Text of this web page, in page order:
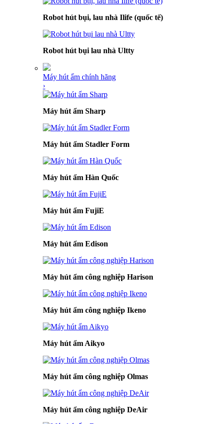
Robot hút bụi, lau nhà Ilife (quốc tế)
Robot hút bụi lau nhà Ultty
Máy hút ẩm chính hãng
›
Máy hút ẩm Sharp
Máy hút ẩm Stadler Form
Máy hút ẩm Hàn Quốc
Máy hút ẩm FujiE
Máy hút ẩm Edison
Máy hút ẩm công nghiệp Harison
Máy hút ẩm công nghiệp Ikeno
Máy hút ẩm Aikyo
Máy hút ẩm công nghiệp Olmas
Máy hút ẩm công nghiệp DeAir